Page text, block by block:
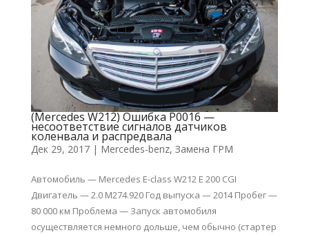
(Mercedes W212) Ошибка P0016 —
несоответствие сигналов датчиков
коленвала и распредвала
Дек 29, 2017| Mercedes-benz, Замена ГРМ
Автомобиль — Mercedes E-class W212 E 200 CGI
Двигатель — 2.0 M274.920 Год выпуска — 2014 Пробег —
80 000 км Проблема — Запуск автомобиля
осуществляется немного дольше, чем обычно (стартер